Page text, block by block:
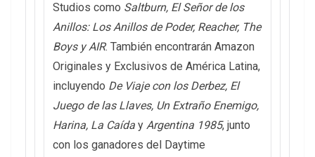
Studios como Saltburn, El Señor de los
Anillos: Los Anillos de Poder, Reacher, The
Boys y AIR. También encontrarán Amazon
Originales y Exclusivos de América Latina,
incluyendo De Viaje con los Derbez, El
Juego de las Llaves, Un Extraño Enemigo,
Harina, La Caída y Argentina 1985, junto
con los ganadores del Daytime